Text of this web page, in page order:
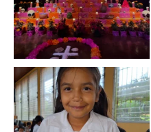
En un contexto donde
muchas niñas y
adolescentes...